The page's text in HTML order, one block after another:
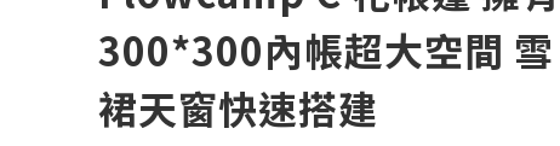
300*300內帳超大空間 雪
裙天窗快速搭建